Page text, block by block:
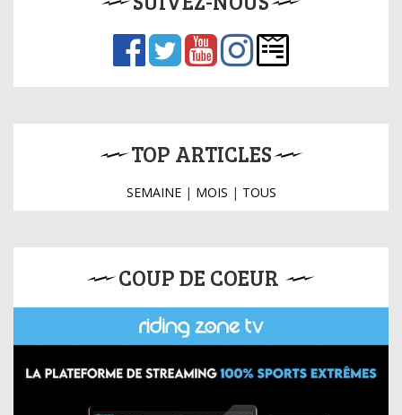
TOP ARTICLES
SEMAINE| MOIS | TOUS
COUP DE COEUR